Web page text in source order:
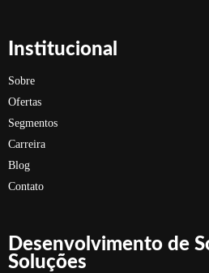
Institucional
Sobre
Ofertas
Segmentos
Carreira
Blog
Contato
Desenvolvimento de
Soluções